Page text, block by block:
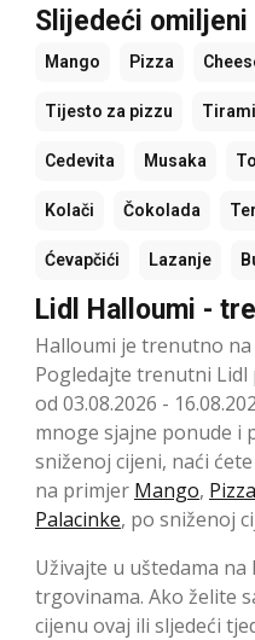
Slijedeći
Mango Pizza
Tijesto za pizzu
Cedevita Musaka
Kolači Čokolada
Ćevapčići Lazanje
Lidl Halloumi -
Halloumi je trenutno
Pogledajte trenutni
od 03.08.2026 -
mnoge sjajne ponude i
sniženoj cijeni, naći
na primjer Mango, Pizza
Palacinke, po sniženoj
Uživajte u uštedama
trgovinama. Ako želite
cijenu ovaj ili sljedeći